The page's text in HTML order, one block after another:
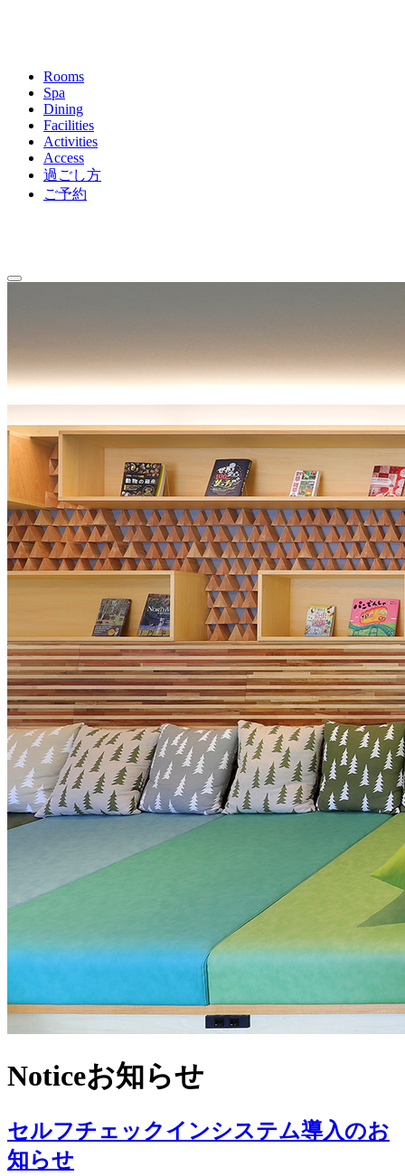
Rooms
Spa
Dining
Facilities
Activities
Access
過ごし方
ご予約
Noticeお知らせ
セルフチェックインシステム導入のお
知らせ